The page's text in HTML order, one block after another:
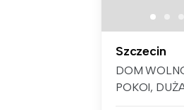
Szczecin
DOM
POKOI,